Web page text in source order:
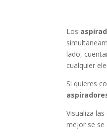
Los
lado,
cualquier
Si quieres
Visualiza
mejor se se